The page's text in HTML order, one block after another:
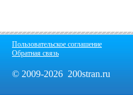
Пользовательское соглашение
Обратная связь
© 2009-2026 200stran.ru